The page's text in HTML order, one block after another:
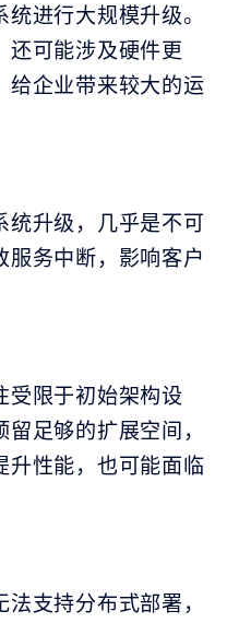
进行大规模升级。
还可能涉及硬件更
给企业带来较大的运
统升级，几乎是不可
服务中断，影响客户
受限于初始架构设
足够的扩展空间，
升性能，也可能面临
支持分布式部署，